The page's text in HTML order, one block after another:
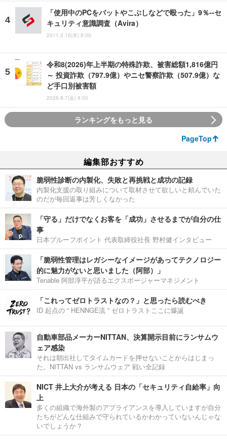
「使用中のPCをバットやこぶしなどで殴った」9％--セ
キュリティ意識調査（Avira）
2011.2.10(木) 8:00
令和8(2026)年上半期の特殊詐欺、被害総額1,816億円
～ 投資詐欺（797.9億）やニセ警察詐欺（507.9億）な
ど手口別被害額
2026.8.7(金) 8:00
ランキングをもっと見る
PageTop
編集部おすすめ
脆弱性診断の内製化、失敗と再挑戦と成功の記録
内製化支援の取り組みについて取材させて欲しいと頼んでいた
のだが毎回返事は芳しくなかった
「守る」だけでなくお客を「成功」させるまでが自分の仕
事
日本プルーフポイント 代表取締役社長 野村健インタビュー
「脆弱性管理はレガシーなイメージがあってテクノロジー
的に魅力がないと思いました（阿部）」
Tenable 阿部淳平が語るエクスポージャーマネジメント
「これってゼロトラストなの？」と思ったら読むべき
ID 起点の “ HENNGE流 ” ゼロトラストここに爆誕
自動車部品メーカーNITTAN、決算開示目前にランサムウ
ェア感染
それは朝出社してタイムカードを押せないことからはじまっ
た。NITTAN vs ランサムウェア 戦い全記録
NICT 井上大介が考える 日本の「セキュリティ自給率」向
上
多くの組織で海外製のアプライアンスを導入していますが自分
たちがどんな仕組みで守られているかわかっていないんじゃな
いでしょうか？